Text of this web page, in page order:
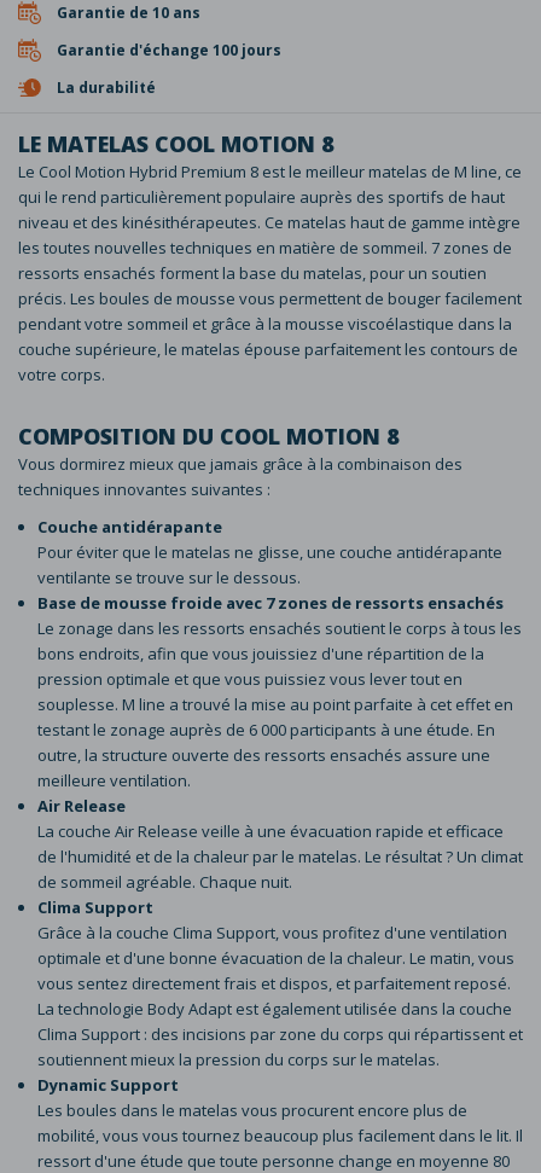
Garantie de 10 ans
Garantie d'échange 100 jours
La durabilité
LE MATELAS COOL MOTION 8
Le Cool Motion Hybrid Premium 8 est le meilleur matelas de M line, ce
qui le rend particulièrement populaire auprès des sportifs de haut
niveau et des kinésithérapeutes. Ce matelas haut de gamme intègre
les toutes nouvelles techniques en matière de sommeil. 7 zones de
ressorts ensachés forment la base du matelas, pour un soutien
précis. Les boules de mousse vous permettent de bouger facilement
pendant votre sommeil et grâce à la mousse viscoélastique dans la
couche supérieure, le matelas épouse parfaitement les contours de
votre corps.
COMPOSITION DU COOL MOTION 8
Vous dormirez mieux que jamais grâce à la combinaison des
techniques innovantes suivantes :
Couche antidérapante
Pour éviter que le matelas ne glisse, une couche antidérapante
ventilante se trouve sur le dessous.
Base de mousse froide avec 7 zones de ressorts ensachés
Le zonage dans les ressorts ensachés soutient le corps à tous les
bons endroits, afin que vous jouissiez d'une répartition de la
pression optimale et que vous puissiez vous lever tout en
souplesse. M line a trouvé la mise au point parfaite à cet effet en
testant le zonage auprès de 6 000 participants à une étude. En
outre, la structure ouverte des ressorts ensachés assure une
meilleure ventilation.
Air Release
La couche Air Release veille à une évacuation rapide et efficace
de l'humidité et de la chaleur par le matelas. Le résultat ? Un climat
de sommeil agréable. Chaque nuit.
Clima Support
Grâce à la couche Clima Support, vous profitez d'une ventilation
optimale et d'une bonne évacuation de la chaleur. Le matin, vous
vous sentez directement frais et dispos, et parfaitement reposé.
La technologie Body Adapt est également utilisée dans la couche
Clima Support : des incisions par zone du corps qui répartissent et
soutiennent mieux la pression du corps sur le matelas.
Dynamic Support
Les boules dans le matelas vous procurent encore plus de
mobilité, vous vous tournez beaucoup plus facilement dans le lit. Il
ressort d'une étude que toute personne change en moyenne 80